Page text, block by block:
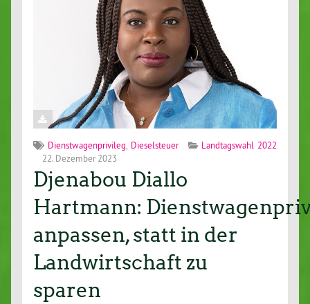
Dienstwagenprivileg, Dieselsteuer
Landtagswahl 2022
22. Dezember 2023
Djenabou Diallo
Hartmann:
anpassen, statt in der
Landwirtschaft zu
sparen